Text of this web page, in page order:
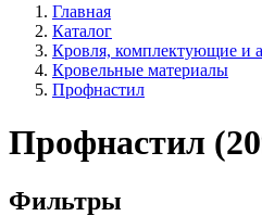
Главная
Каталог
Кровля, комплектующие и
Кровельные материалы
Профнастил
Профнастил
Фильтры